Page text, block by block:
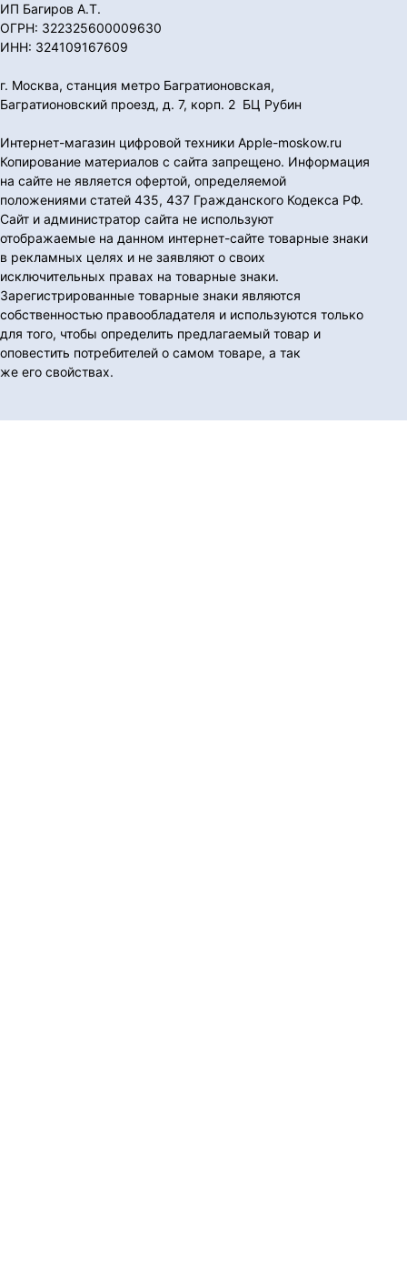
ИП Багиров А.Т.
ОГРН: 322325600009630
ИНН: 324109167609
г. Москва, станция метро Багратионовская,
Багратионовский проезд, д. 7, корп. 2 БЦ Рубин
Интернет-магазин цифровой техники Apple-moskow.ru
Копирование материалов с сайта запрещено. Информация
на сайте не является офертой, определяемой
положениями статей 435, 437 Гражданского Кодекса РФ.
Сайт и администратор сайта не используют
отображаемые на данном интернет-сайте товарные знаки
в рекламных целях и не заявляют о своих
исключительных правах на товарные знаки.
Зарегистрированные товарные знаки являются
собственностью правообладателя и используются только
для того, чтобы определить предлагаемый товар и
оповестить потребителей о самом товаре, а так
же его свойствах.